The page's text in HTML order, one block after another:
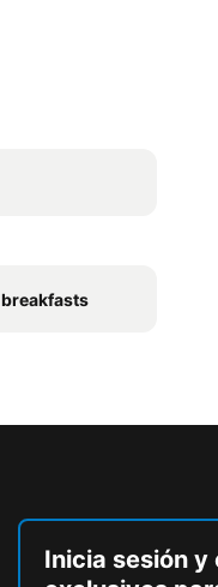
Inicia sesión